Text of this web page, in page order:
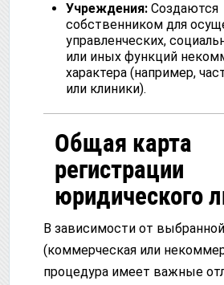
Учреждения: Создаются
собственником для
управленческих,
или иных функций
характера (например,
или клиники).
Общая карта
регистрации
юридического
В зависимости от
(коммерческая или
процедура имеет важные